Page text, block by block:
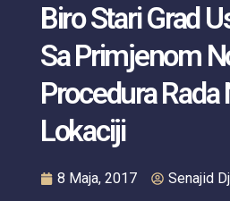
Biro Stari Grad
Sa Primjenom
Procedura Rada
Lokaciji
8 Maja, 2017 Senajid